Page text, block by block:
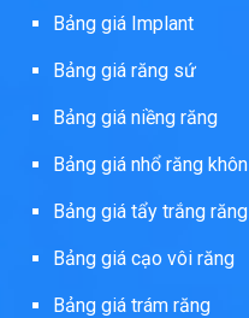
Bảng giá Implant
Bảng giá răng sứ
Bảng giá niềng răng
Bảng giá nhổ răng khôn
Bảng giá tẩy trắng răng
Bảng giá cạo vôi răng
Bảng giá trám răng